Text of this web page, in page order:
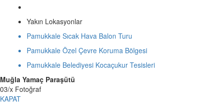
Yakın Lokasyonlar
Pamukkale Sıcak Hava Balon Turu
Pamukkale Özel Çevre Koruma Bölgesi
Pamukkale Belediyesi Kocaçukur Tesisleri
Muğla Yamaç Paraşütü
03/x Fotoğraf
KAPAT